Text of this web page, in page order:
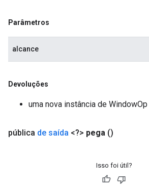
Parâmetros
alcance
Devoluções
uma nova instância de WindowOp
pública de saída <?> pega ()
Isso foi útil?